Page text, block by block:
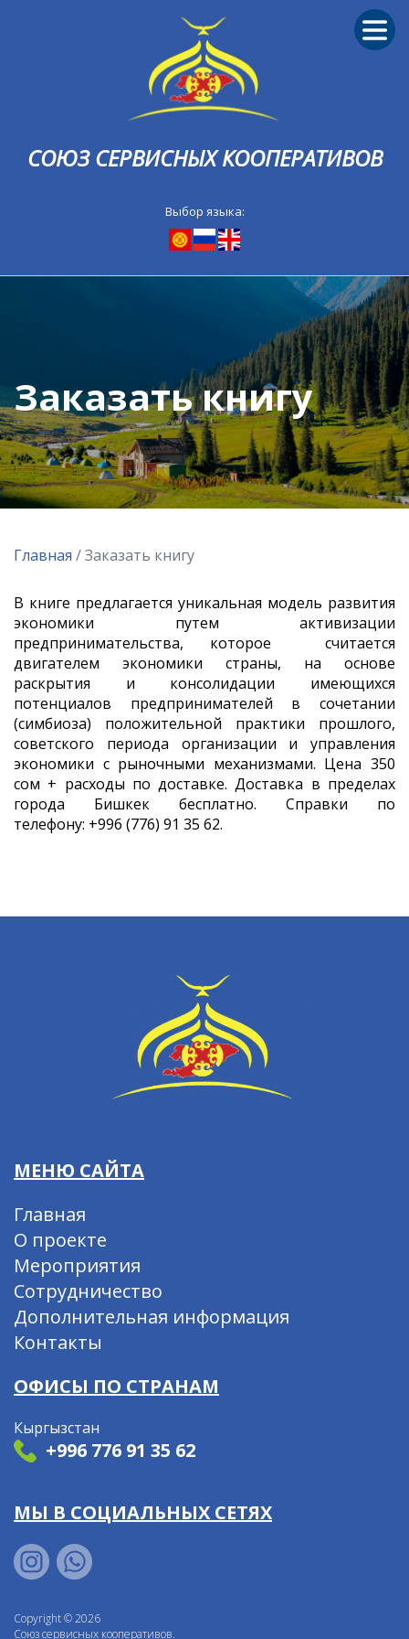
СОЮЗ СЕРВИСНЫХ КООПЕРАТИВОВ
Выбор языка:
Заказать книгу
Главная / Заказать книгу
В книге предлагается уникальная модель развития
экономики путем активизации
предпринимательства, которое считается
двигателем экономики страны, на основе
раскрытия и консолидации имеющихся
потенциалов предпринимателей в сочетании
(симбиоза) положительной практики прошлого,
советского периода организации и управления
экономики с рыночными механизмами. Цена 350
сом + расходы по доставке. Доставка в пределах
города Бишкек бесплатно. Справки по
телефону: +996 (776) 91 35 62.
МЕНЮ САЙТА
Главная
О проекте
Мероприятия
Сотрудничество
Дополнительная информация
Контакты
ОФИСЫ ПО СТРАНАМ
Кыргызстан
+996 776 91 35 62
МЫ В СОЦИАЛЬНЫХ СЕТЯХ
Copyright © 2026
Союз сервисных кооперативов.